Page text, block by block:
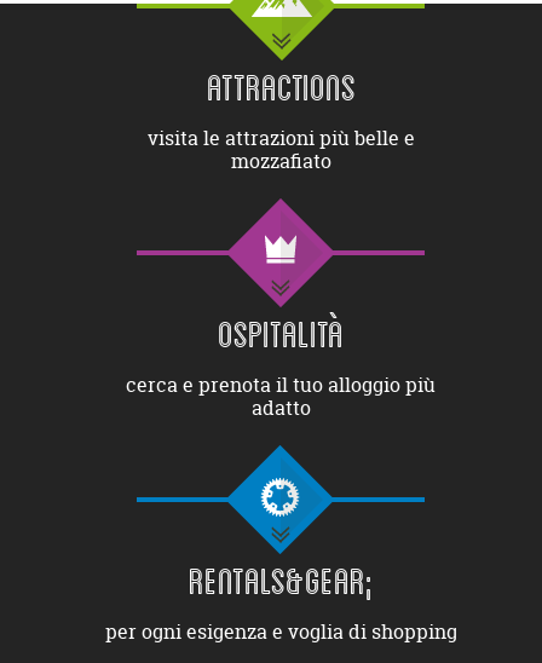
ATTRACTIONS
visita le attrazioni più belle e
mozzafiato
OSPITALITÀ
cerca e prenota il tuo alloggio più
adatto
RENTALS&GEAR;
per ogni esigenza e voglia di shopping